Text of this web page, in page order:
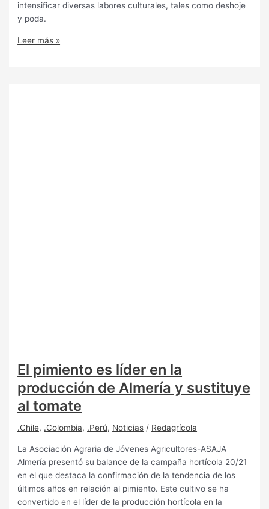
intensificar diversas labores culturales, tales como deshoje
y poda.
Leer más »
El pimiento es líder en la
producción de Almería y sustituye
al tomate
.Chile, .Colombia, .Perú, Noticias / Redagrícola
La Asociación Agraria de Jóvenes Agricultores-ASAJA
Almería presentó su balance de la campaña hortícola 20/21
en el que destaca la confirmación de la tendencia de los
últimos años en relación al pimiento. Este cultivo se ha
convertido en el líder de la producción hortícola en la